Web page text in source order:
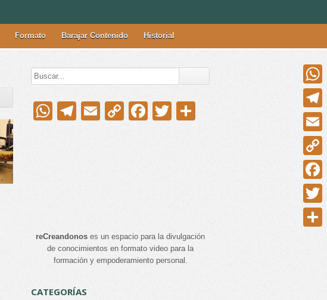
Formato Barajar Contenido Historial
WhatsApp
Telegram
EmailCopyFacebook
Twitter
reCreandonos es un espacio para la divulgación
de conocimientos en formato video para la
formación y empoderamiento personal.
CATEGORÍAS
Email
Copy
Link
Twitter